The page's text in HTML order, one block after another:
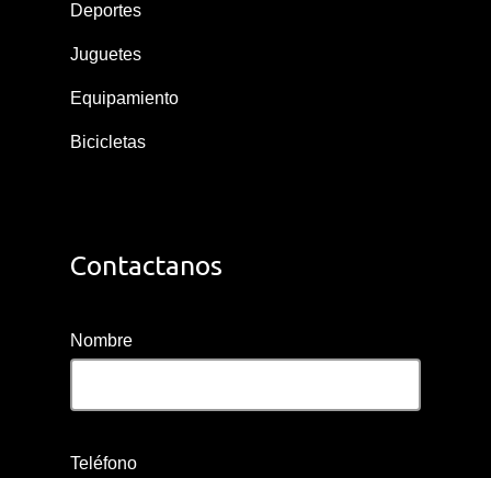
Deportes
Juguetes
Equipamiento
Bicicletas
Contactanos
Nombre
Teléfono